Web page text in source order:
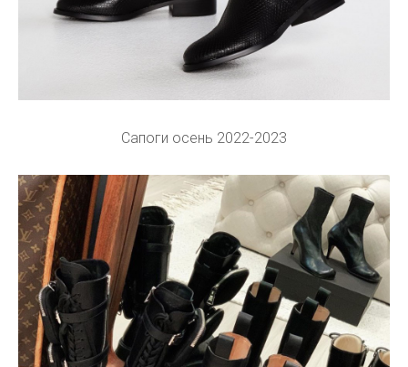
Сапоги осень 2022-2023